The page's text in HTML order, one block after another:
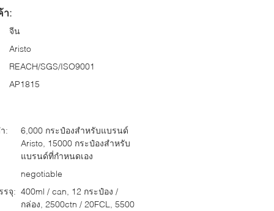
า:
จีน
Aristo
REACH/SGS/ISO9001
AP1815
:
6,000 กระป๋องสำหรับแบรนด์
Aristo, 15000 กระป๋องสำหรับ
แบรนด์ที่กำหนดเอง
negotiable
รจุ: 400ml / can, 12 กระป๋อง /
กล่อง, 2500ctn / 20FCL, 5500